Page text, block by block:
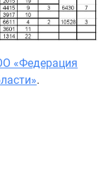
«Федерация
.